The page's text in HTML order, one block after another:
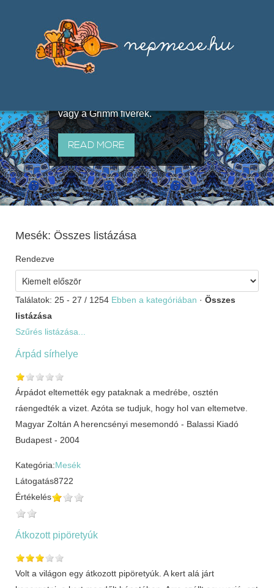
útján terjedő elbeszélésekből,
melyeket olyan ismert gyűjtők
állítottak össze, mint Benedek
vagy a Grimm fivérek.
READ MORE
Mesék: Összes listázása
Rendezve
Találatok: 25 - 27 / 1254 Ebben a kategóriában · Összes
listázása
Szűrés listázása...
Árpád sírhelye
Árpádot eltemették egy pataknak a medrébe, osztén
ráengedték a vizet. Azóta se tudjuk, hogy hol van eltemetve.
Magyar Zoltán A herencsényi mesemondó - Balassi Kiadó
Budapest - 2004
Kategória:Mesék
Látogatás8722
Értékelés
Átkozott pipöretyúk
Volt a világon egy átkozott pipöretyúk. A kert alá járt